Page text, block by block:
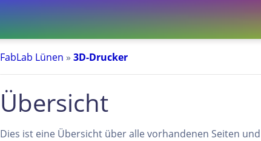
FabLab Lünen » 3D-Drucker
Übersicht
Dies ist eine Übersicht über alle vorhandenen Seiten und